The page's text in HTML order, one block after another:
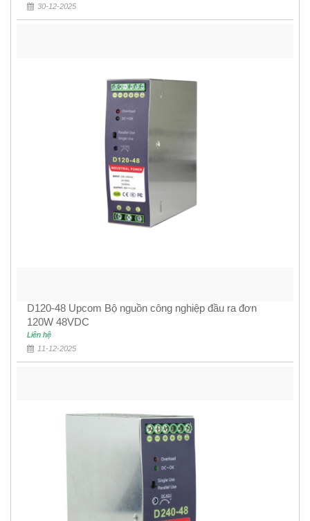
30-12-2025
D120-48 Upcom Bộ nguồn công nghiệp đầu ra đơn
120W 48VDC
Liên hệ
11-12-2025